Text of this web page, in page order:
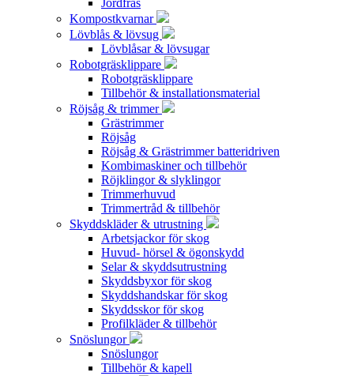
Jordfräs
Kompostkvarnar
Lövblås & lövsug
Lövblåsar & lövsugar
Robotgräsklippare
Robotgräsklippare
Tillbehör & installationsmaterial
Röjsåg & trimmer
Grästrimmer
Röjsåg
Röjsåg & Grästrimmer batteridriven
Kombimaskiner och tillbehör
Röjklingor & slyklingor
Trimmerhuvud
Trimmertråd & tillbehör
Skyddskläder & utrustning
Arbetsjackor för skog
Huvud- hörsel & ögonskydd
Selar & skyddsutrustning
Skyddsbyxor för skog
Skyddshandskar för skog
Skyddsskor för skog
Profilkläder & tillbehör
Snöslungor
Snöslungor
Tillbehör & kapell